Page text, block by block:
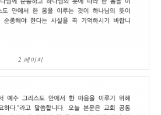
2 페이지